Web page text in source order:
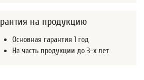
на продукцию
Основная гарантия 1 год
На часть продукции до 3-х лет